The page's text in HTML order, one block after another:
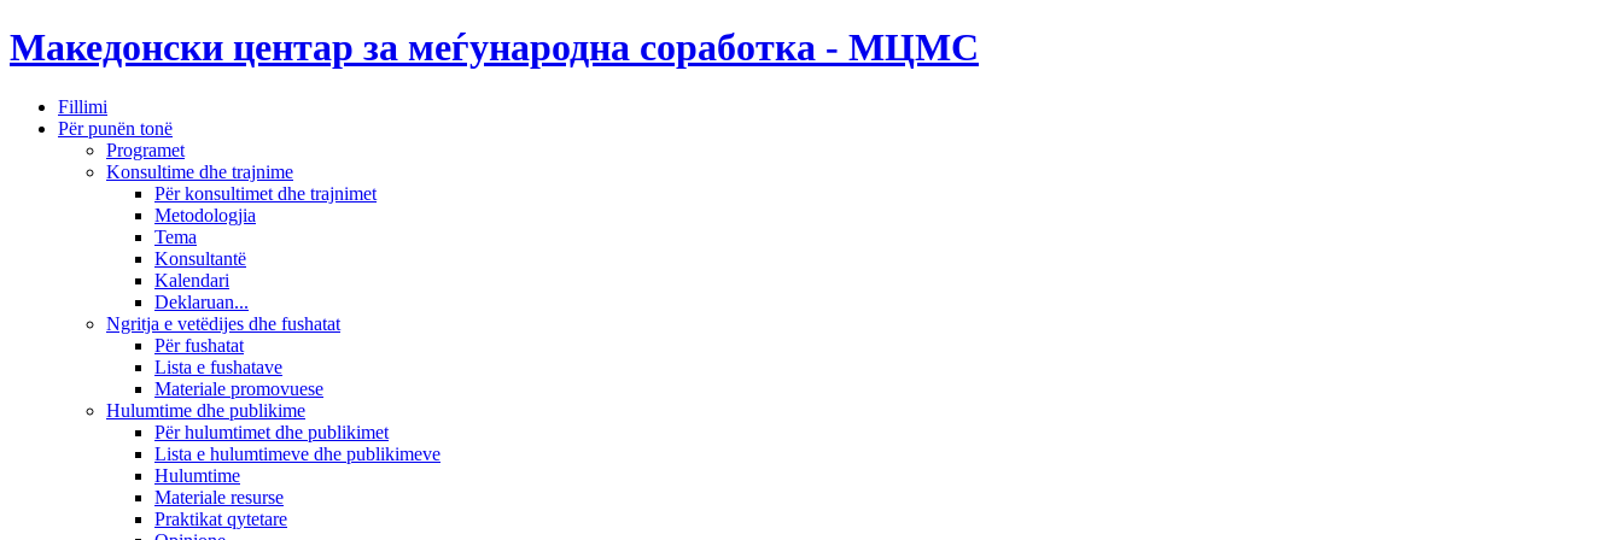
Македонски центар за меѓународна соработка - МЦМС
Fillimi
Për punën tonë
Programet
Konsultime dhe trajnime
Për konsultimet dhe trajnimet
Metodologjia
Tema
Konsultantë
Kalendari
Deklaruan...
Ngritja e vetëdijes dhe fushatat
Për fushatat
Lista e fushatave
Materiale promovuese
Hulumtime dhe publikime
Për hulumtimet dhe publikimet
Lista e hulumtimeve dhe publikimeve
Hulumtime
Materiale resurse
Praktikat qytetare